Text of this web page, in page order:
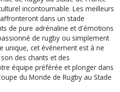
incontournable. Les meilleurs
dans un stade
de pure adrénaline et d'émotions
de rugby ou simplement
unique, cet événement est à ne
des chants et des
équipe préférée et plonger dans
du Monde de Rugby au Stade